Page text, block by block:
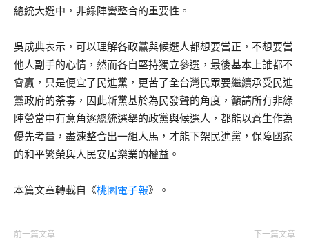
總統大選中，非綠陣營整合的重要性。
吳成典表示，可以理解各政黨與候選人都想要當正，不想要當
他人副手的心情，然而各自堅持獨立參選，最後基本上誰都不
會贏，只是便宜了民進黨，更苦了全台灣民眾要繼續承受民進
黨政府的荼毒，因此新黨基於為民發聲的角度，籲請所有非綠
陣營當中有意角逐總統選舉的政黨與候選人，都能以蒼生作為
優先考量，盡速整合出一組人馬，才能下架民進黨，保障國家
的和平繁榮與人民安居樂業的權益。
本篇文章轉載自《桃園電子報》。
前一篇文章 下一篇文章